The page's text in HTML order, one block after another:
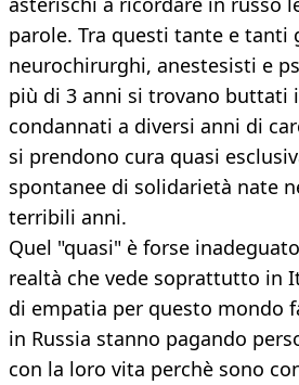
parole. Tra questi tante e tanti
neurochirurghi, anestesisti e
più di 3 anni si trovano buttati
condannati a diversi anni di
si prendono cura quasi
spontanee di solidarietà nate
terribili anni.
Quel "quasi" è forse
realtà che vede soprattutto in
di empatia per questo mondo
in Russia stanno pagando
con la loro vita perchè sono